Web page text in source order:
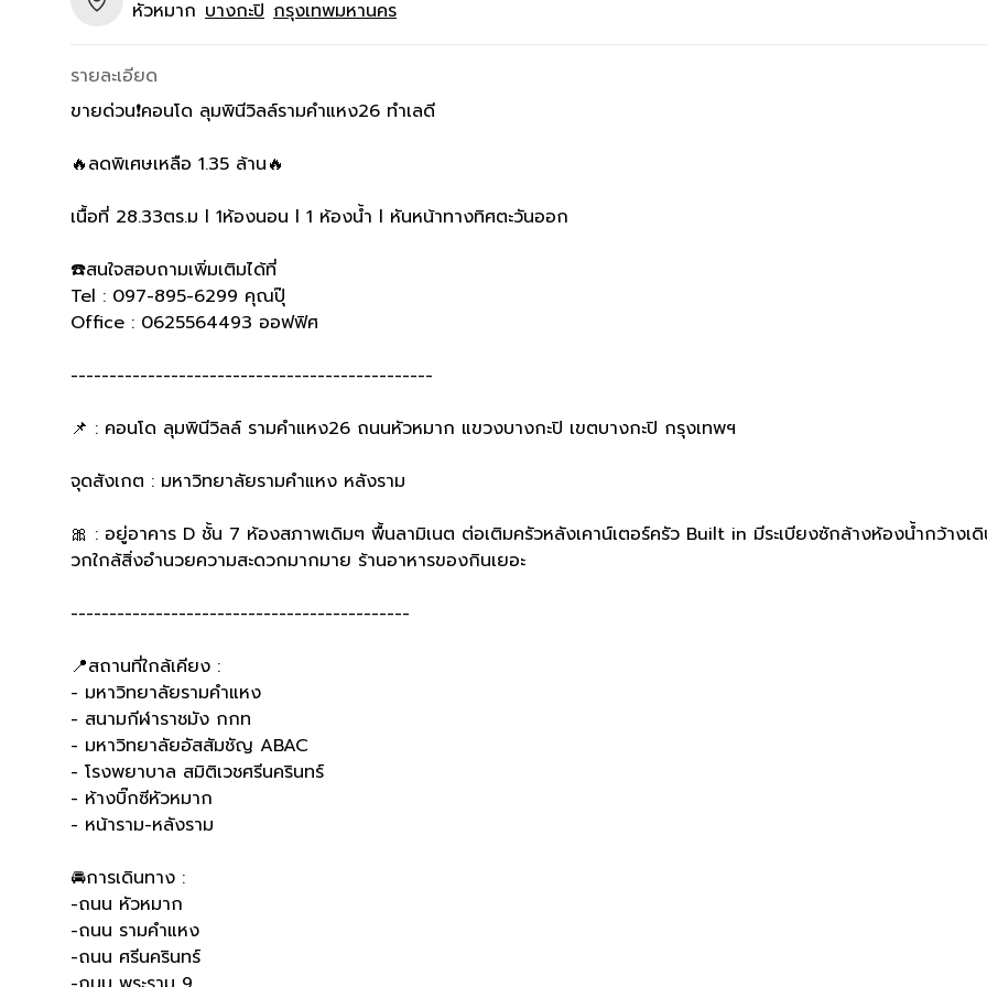
หัวหมาก บางกะปิ กรุงเทพมหานคร
รายละเอียด
ขายด่วน❗️คอนโด ลุมพินีวิลล์รามคำแหง26 ทำเลดี
🔥ลดพิเศษเหลือ 1.35 ล้าน🔥
เนื้อที่ 28.33ตร.ม l 1ห้องนอน l 1 ห้องน้ำ l หันหน้าทางทิศตะวันออก
☎️สนใจสอบถามเพิ่มเติมได้ที่
Tel : 097-895-6299 คุณปุ๊
Office : 0625564493 ออฟฟิศ
-----------------------------------------------
📌 : คอนโด ลุมพินีวิลล์ รามคำแหง26 ถนนหัวหมาก แขวงบางกะปิ เขตบางกะปิ กรุงเทพฯ
จุดสังเกต : มหาวิทยาลัยรามคําแหง หลังราม
🎀 : อยู่อาคาร D ชั้น 7 ห้องสภาพเดิมๆ พื้นลามิเนต ต่อเติมครัวหลังเคาน์เตอร์ครัว Built in มีระเบียงซักล้างห้องน้ำกว้างเดิ
วกใกล้สิ่งอำนวยความสะดวกมากมาย ร้านอาหารของกินเยอะ
--------------------------------------------
📍สถานที่ใกล้เคียง :
- มหาวิทยาลัยรามคําแหง
- สนามกีฬาราชมัง กกท
- มหาวิทยาลัยอัสสัมชัญ ABAC
- โรงพยาบาล สมิติเวชศรีนครินทร์
- ห้างบิ๊กซีหัวหมาก
- หน้าราม-หลังราม
🚘การเดินทาง :
-ถนน หัวหมาก
-ถนน รามคําแหง
-ถนน ศรีนครินทร์